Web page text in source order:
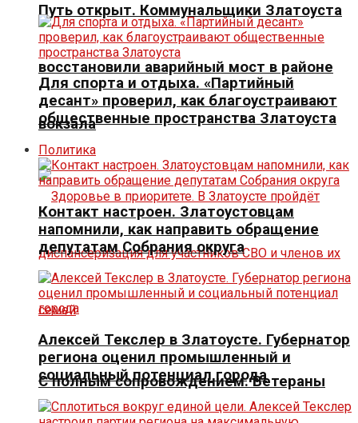
Путь открыт. Коммунальщики Златоуста
восстановили аварийный мост в районе
вокзала
С полным сопровождением. Ветераны
Для спорта и отдыха. «Партийный
десант» проверил, как благоустраивают
общественные пространства Златоуста
Политика
Контакт настроен. Златоустовцам
напомнили, как направить обращение
депутатам Собрания округа
Алексей Текслер в Златоусте. Губернатор
региона оценил промышленный и
социальный потенциал города